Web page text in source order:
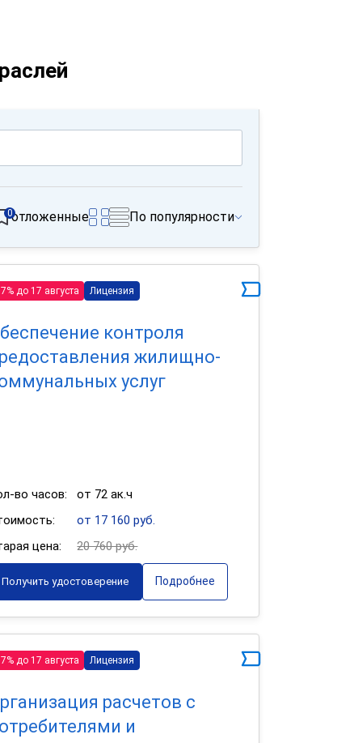
отложенные
0 По популярности
до 17 августа Лицензия
контроля
жилищно-
услуг
во часов:
от 72 ак.ч
от 17 160 руб.
цена:
20 760 руб.
Получить удостоверение Подробнее
до 17 августа Лицензия
расчетов с
и